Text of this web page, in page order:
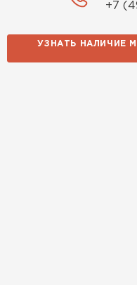
+7
УЗНАТЬ НАЛИЧИЕ